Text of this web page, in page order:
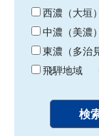
り 西濃（大垣
中濃（美濃
東濃（多治
飛騨地域